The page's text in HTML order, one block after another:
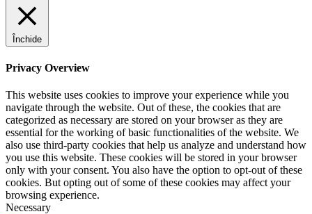
Închide
Privacy Overview
This website uses cookies to improve your experience while you
navigate through the website. Out of these, the cookies that are
categorized as necessary are stored on your browser as they are
essential for the working of basic functionalities of the website. We
also use third-party cookies that help us analyze and understand how
you use this website. These cookies will be stored in your browser
only with your consent. You also have the option to opt-out of these
cookies. But opting out of some of these cookies may affect your
browsing experience.
Necessary